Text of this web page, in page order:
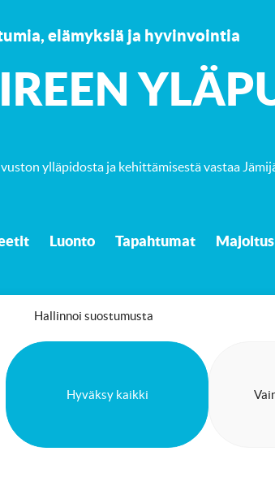
Hallinnoi suostumusta
Hyväksy kaikki
elämyksiä ja hyvinvointia
ylläpidosta ja kehittämisestä vastaa
Luonto Tapahtumat Majoitus
Evästekäytäntö